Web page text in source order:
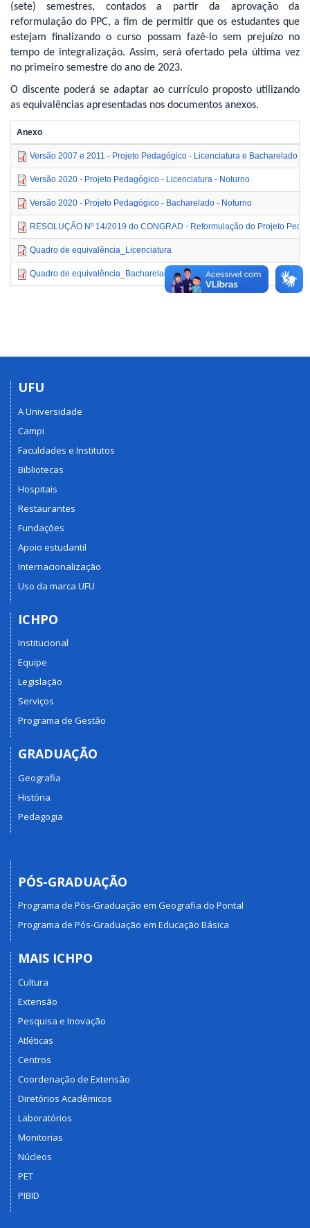
(sete) semestres, contados a partir da aprovação da
reformulação do PPC, a fim de permitir que os estudantes que
estejam finalizando o curso possam fazê-lo sem prejuízo no
tempo de integralização. Assim, será ofertado pela última vez
no primeiro semestre do ano de 2023.
O discente poderá se adaptar ao currículo proposto utilizando
as equivalências apresentadas nos documentos anexos.
Anexo
Versão 2007 e 2011 - Projeto Pedagógico - Licenciatura e Bacharelado -
Versão 2020 - Projeto Pedagógico - Licenciatura - Noturno
Versão 2020 - Projeto Pedagógico - Bacharelado - Noturno
RESOLUÇÃO Nº 14/2019 do CONGRAD - Reformulação do Projeto
Quadro de equivalência_Licenciatura
Quadro de equivalência_Bacharelado
UFU
A Universidade
Campi
Faculdades e Institutos
Bibliotecas
Hospitais
Restaurantes
Fundações
Apoio estudantil
Internacionalização
Uso da marca UFU
ICHPO
Institucional
Equipe
Legislação
Serviços
Programa de Gestão
GRADUAÇÃO
Geografia
História
Pedagogia
PÓS-GRADUAÇÃO
Programa de Pós-Graduação em Geografia do Pontal
Programa de Pós-Graduação em Educação Básica
MAIS ICHPO
Cultura
Extensão
Pesquisa e Inovação
Atléticas
Centros
Coordenação de Extensão
Diretórios Acadêmicos
Laboratórios
Monitorias
Núcleos
PET
PIBID